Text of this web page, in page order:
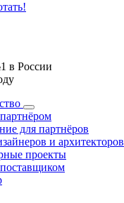
в России
для партнёров
и архитекторов
проекты